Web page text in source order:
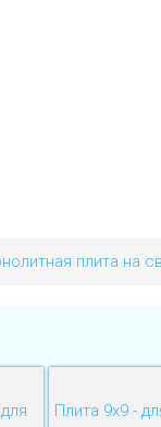
плита на
Плита 9х9 -